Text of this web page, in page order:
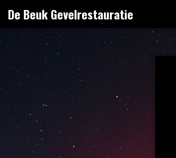
de
inhoud
springen
De Beuk Gevelrestauratie